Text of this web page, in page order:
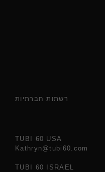
רשתות חברתיות
TUBI 60 USA
Kathryn@tubi60.com
TUBI 60 ISRAEL